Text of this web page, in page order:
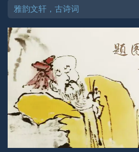
雅韵文轩，古诗词